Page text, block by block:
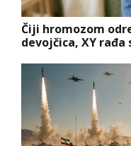
Čiji hromozom
devojčica, XY rađa